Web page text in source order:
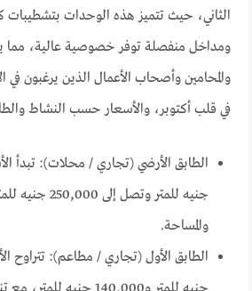
الثاني، حيث تتميز هذه الوحدات بتشطيبات
ومداخل منفصلة توفر خصوصية عالية، مما
والمحامين وأصحاب الأعمال الذين يرغبون في
في قلب أكتوبر، والأسعار حسب النشاط
جنيه للمتر وتصل
والمساحة.